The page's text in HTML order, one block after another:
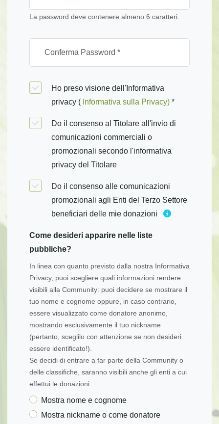
La password deve contenere almeno 6 caratteri.
Ho preso visione dell'Informativa
privacy ( Informativa sulla Privacy) *
Do il consenso al Titolare all'invio di
comunicazioni commerciali o
promozionali secondo l'informativa
privacy del Titolare
Do il consenso alle comunicazioni
promozionali agli Enti del Terzo Settore
beneficiari delle mie donazioni
Come desideri apparire nelle liste
pubbliche?
In linea con quanto previsto dalla nostra Informativa
Privacy, puoi scegliere quali informazioni rendere
visibili alla Community: puoi decidere se mostrare il
tuo nome e cognome oppure, in caso contrario,
essere visualizzato come donatore anonimo,
mostrando esclusivamente il tuo nickname
(pertanto, sceglilo con attenzione se non desideri
essere identificato!).
Se decidi di entrare a far parte della Community o
delle classifiche, saranno visibili anche gli enti a cui
effettui le donazioni
Mostra nome e cognome
Mostra nickname o come donatore